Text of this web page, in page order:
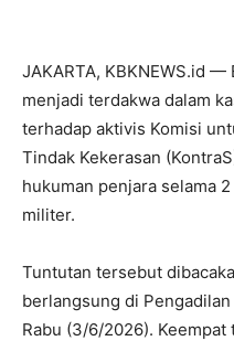
JAKARTA, KBKNEWS.id —
menjadi terdakwa dalam
terhadap aktivis Komisi
Tindak Kekerasan
hukuman penjara selama
militer.
Tuntutan tersebut
berlangsung di
Rabu (3/6/2026). Keempat